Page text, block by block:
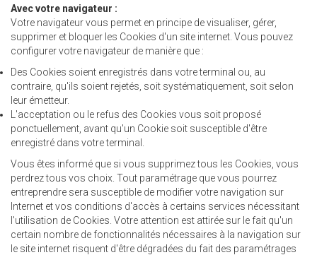
Avec votre navigateur :
Votre navigateur vous permet en principe de visualiser, gérer,
supprimer et bloquer les Cookies d'un site internet. Vous pouvez
configurer votre navigateur de manière que :
Des Cookies soient enregistrés dans votre terminal ou, au
contraire, qu'ils soient rejetés, soit systématiquement, soit selon
leur émetteur.
L'acceptation ou le refus des Cookies vous soit proposé
ponctuellement, avant qu'un Cookie soit susceptible d'être
enregistré dans votre terminal.
Vous êtes informé que si vous supprimez tous les Cookies, vous
perdrez tous vos choix. Tout paramétrage que vous pourrez
entreprendre sera susceptible de modifier votre navigation sur
Internet et vos conditions d'accès à certains services nécessitant
l'utilisation de Cookies. Votre attention est attirée sur le fait qu'un
certain nombre de fonctionnalités nécessaires à la navigation sur
le site internet risquent d'être dégradées du fait des paramétrages